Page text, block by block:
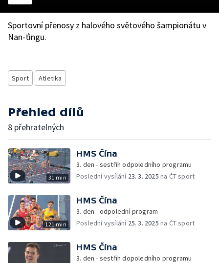
Sportovní přenosy z halového světového šampionátu v
Nan-ťingu.
Sport Atletika
Přehled dílů
8 přehratelných
31 min
HMS Čína
3. den - sestřih odpoledního programu
Poslední vysílání 23. 3. 2025 na ČT sport
121 min
HMS Čína
3. den - odpolední program
Poslední vysílání 25. 3. 2025 na ČT sport
HMS Čína
3. den - sestřih dopoledního programu